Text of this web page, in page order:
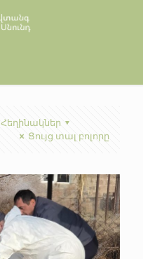
Հեղինակներ
Ցույց տալ բոլորը